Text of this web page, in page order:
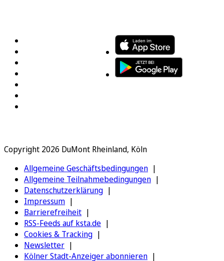
Copyright 2026 DuMont Rheinland, Köln
Allgemeine Geschäftsbedingungen
Allgemeine Teilnahmebedingungen
Datenschutzerklärung
Impressum
Barrierefreiheit
RSS-Feeds auf ksta.de
Cookies & Tracking
Newsletter
Kölner Stadt-Anzeiger abonnieren